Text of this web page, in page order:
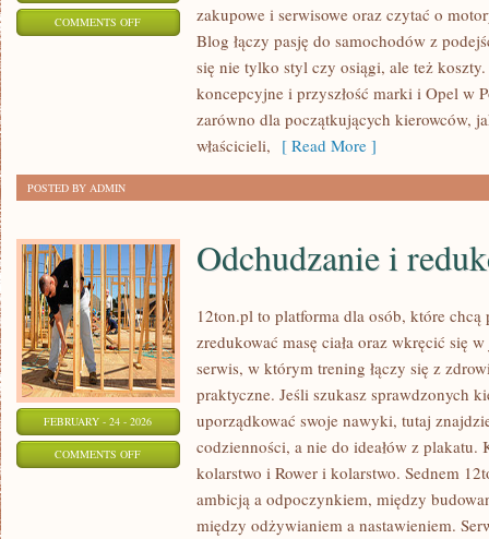
COMMENTS OFFON
zakupowe i serwisowe oraz czytać o
Blog łączy pasję do samochodów z
się nie tylko styl czy osiągi, ale też
koncepcyjne i przyszłość marki i Opel w
zarówno dla początkujących kierowców,
właścicieli, [ Read More ]
POSTED BY ADMIN
FEBRUARY - 24 - 2026
COMMENTS OFFON
ODCHUDZANIE
Odchudzanie i
12ton.pl to platforma dla osób, które chcą
zredukować masę ciała oraz wkręcić się
serwis, w którym trening łączy się z
praktyczne. Jeśli szukasz sprawdzonych
uporządkować swoje nawyki, tutaj
codzienności, a nie do ideałów z plakatu.
kolarstwo i Rower i kolarstwo. Sednem
ambicją a odpoczynkiem, między
między odżywianiem a nastawieniem.